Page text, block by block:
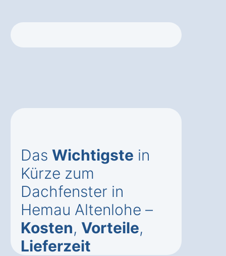
Das Wichtigste in
Kürze zum
Dachfenster in
Hemau Altenlohe –
Kosten, Vorteile,
Lieferzeit